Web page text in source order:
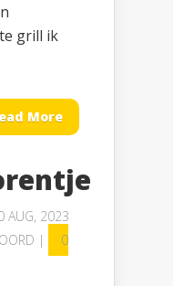
grill ik
More
AUG, 2023
|
0